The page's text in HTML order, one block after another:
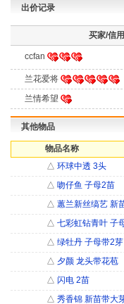
出价记录
买家/信
ccfan
兰花爱将
兰情希望
其他物品
物品名称
△ 环球中透 3头
△ 吻仔鱼 子母2苗
△ 蕙兰新丝缟艺 新
△ 七彩虹钻青叶 子
△ 绿牡丹 子母带2芽
△ 夕颜 龙头带花苞
△ 闪电 2苗
△ 秀香锦 新苗带大